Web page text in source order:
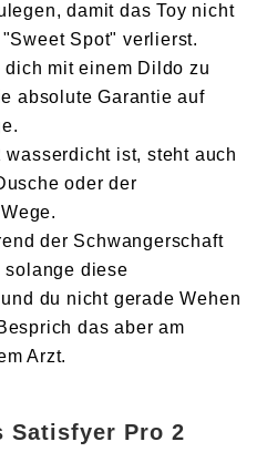
damit das Toy nicht
Spot" verlierst.
mit einem Dildo zu
absolute Garantie auf
wasserdicht ist, steht auch
oder der
der Schwangerschaft
solange diese
du nicht gerade Wehen
das aber am
Arzt.
Satisfyer Pro 2